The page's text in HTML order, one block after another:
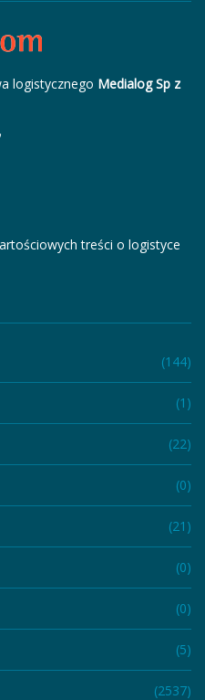
logistycznego Medialog Sp z
treści o logistyce
(144)
(1)
(22)
(0)
(21)
(0)
(0)
(5)
(2537)